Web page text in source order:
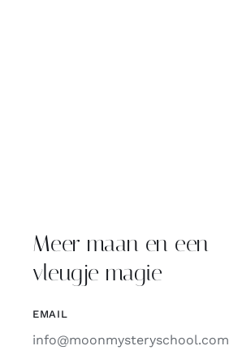
Meer maan en een
vleugje magie
EMAIL
info@moonmysteryschool.com